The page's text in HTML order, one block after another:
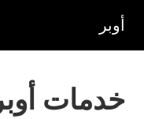
للوصول
المحتوى
أوبر
خدمات